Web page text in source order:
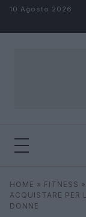
Salta al contenuto
10 Agosto 2026
Cerca
HOME » FITNESS »
ACQUISTARE PER
DONNE